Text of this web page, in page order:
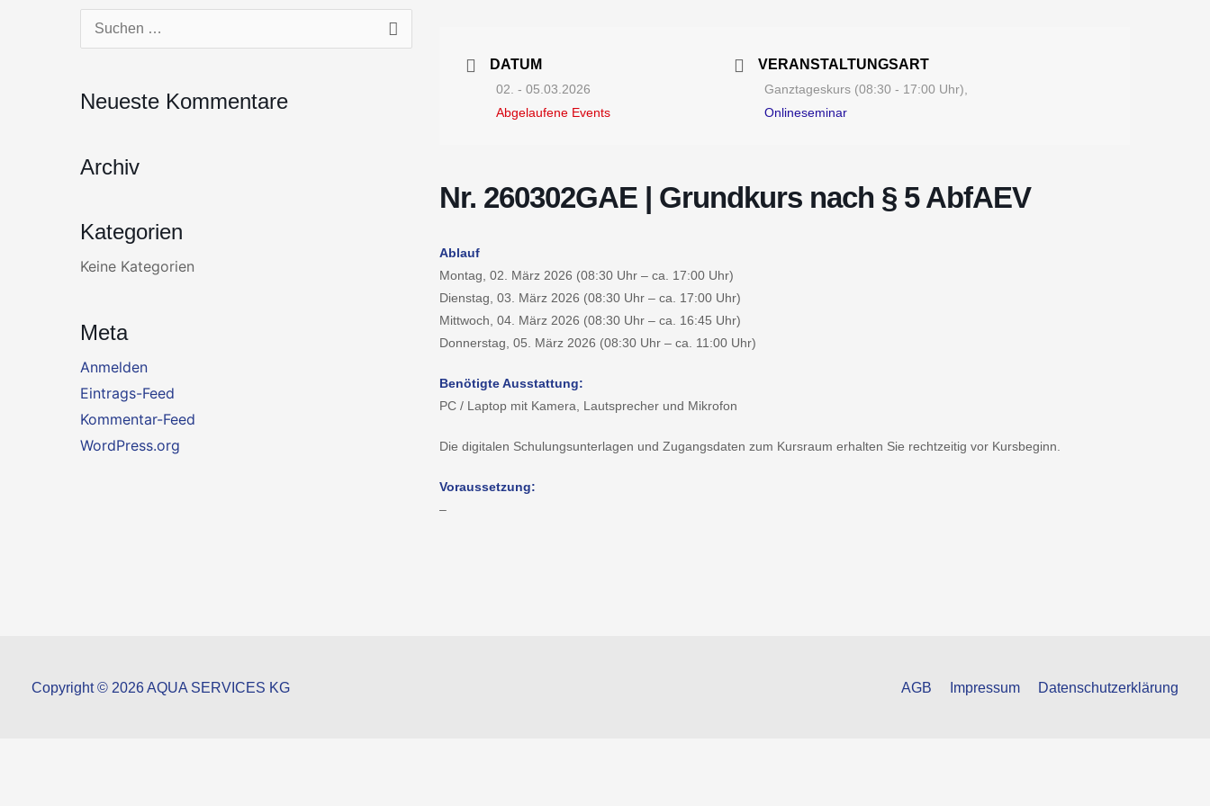
Suchen
Neueste Kommentare
Archiv
Kategorien
Keine Kategorien
Meta
Anmelden
Eintrags-Feed
Kommentar-Feed
WordPress.org
DATUM
02. - 05.03.2026
Abgelaufene Events
VERANSTALTUNGSART
Ganztageskurs (08:30 - 17:00 Uhr),
Onlineseminar
Nr. 260302GAE | Grundkurs nach § 5 AbfAEV
Ablauf
Montag, 02. März 2026 (08:30 Uhr – ca. 17:00 Uhr)
Dienstag, 03. März 2026 (08:30 Uhr – ca. 17:00 Uhr)
Mittwoch, 04. März 2026 (08:30 Uhr – ca. 16:45 Uhr)
Donnerstag, 05. März 2026 (08:30 Uhr – ca. 11:00 Uhr)
Benötigte Ausstattung:
PC / Laptop mit Kamera, Lautsprecher und Mikrofon
Die digitalen Schulungsunterlagen und Zugangsdaten zum Kursraum erhalten Sie rechtzeitig vor Kursbeginn.
Voraussetzung:
–
Copyright © 2026 AQUA SERVICES KG AGB Impressum Datenschutzerklärung